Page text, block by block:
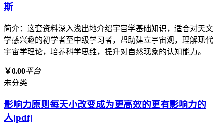
斯
简介：这套资料深入浅出地介绍宇宙学基础知识，适合对天文
学感兴趣的初学者至中级学习者，帮助建立宇宙观，理解现代
宇宙学理论，培养科学思维，提升对自然现象的认知能力。
￥0.00平台
未分类
影响力原则每天小改变成为更高效的更有影响力的
人[pdf]